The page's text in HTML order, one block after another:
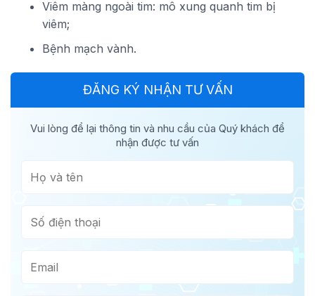
Viêm màng ngoài tim: mô xung quanh tim bị
viêm;
Bệnh mạch vành.
ĐĂNG KÝ NHẬN TƯ VẤN
Vui lòng để lại thông tin và nhu cầu của Quý khách để
nhận được tư vấn